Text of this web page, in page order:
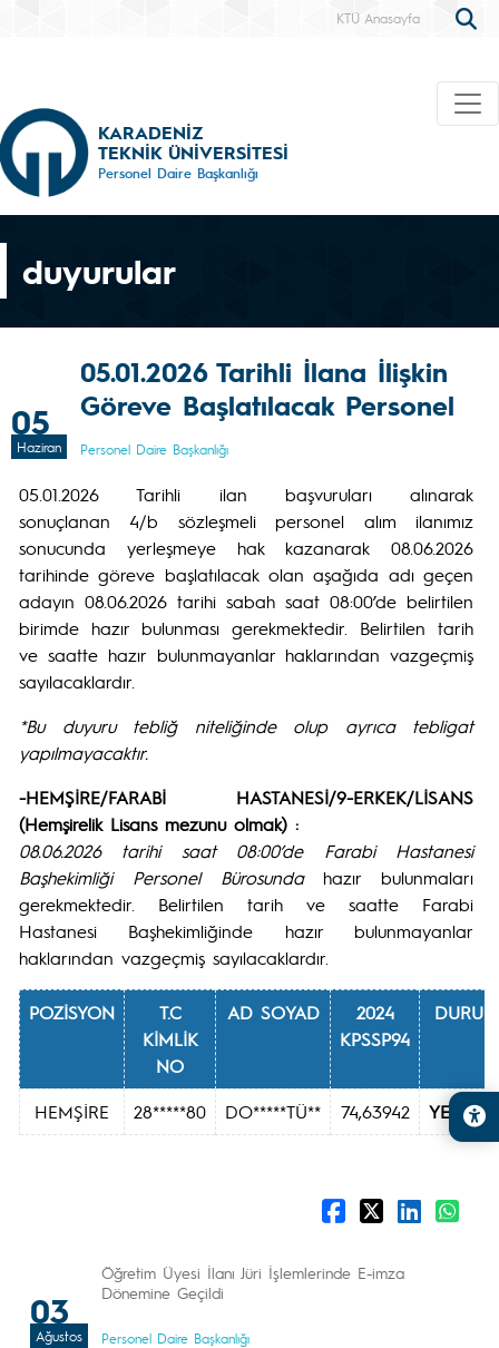
KTÜ Anasayfa
KARADENİZ
TEKNİK ÜNİVERSİTESİ
Personel Daire Başkanlığı
duyurular
05
Haziran
05.01.2026 Tarihli İlana İlişkin
Göreve Başlatılacak Personel
Personel Daire Başkanlığı
05.01.2026 Tarihli ilan başvuruları alınarak
sonuçlanan 4/b sözleşmeli personel alım ilanımız
sonucunda yerleşmeye hak kazanarak 08.06.2026
tarihinde göreve başlatılacak olan aşağıda adı geçen
adayın 08.06.2026 tarihi sabah saat 08:00’de belirtilen
birimde hazır bulunması gerekmektedir. Belirtilen tarih
ve saatte hazır bulunmayanlar haklarından vazgeçmiş
sayılacaklardır.
*Bu duyuru tebliğ niteliğinde olup ayrıca tebligat
yapılmayacaktır.
-HEMŞİRE/FARABİ HASTANESİ/9-ERKEK/LİSANS
(Hemşirelik Lisans mezunu olmak) :
08.06.2026 tarihi saat 08:00’de Farabi Hastanesi
Başhekimliği Personel Bürosundahazır bulunmaları
gerekmektedir. Belirtilen tarih ve saatte Farabi
Hastanesi Başhekimliğinde hazır bulunmayanlar
haklarından vazgeçmiş sayılacaklardır.
POZİSYON
T.C
KİMLİK
NO
AD SOYAD
2024
KPSSP94
DURUM
HEMŞİRE 28*****80 DO*****TÜ** 74,63942
03
Ağustos
Öğretim Üyesi İlanı Jüri İşlemlerinde E-imza
Dönemine Geçildi
Personel Daire Başkanlığı